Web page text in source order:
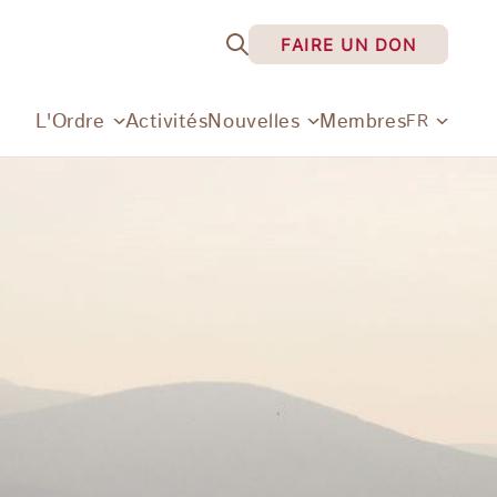
FAIRE UN DON
L'Ordre ActivitésNouvelles MembresFR